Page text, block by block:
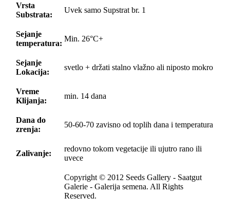
Vrsta
Substrata:
Uvek samo Supstrat br. 1
Sejanje
temperatura:
Min. 26°C+
Sejanje
Lokacija:
svetlo + držati stalno vlažno ali niposto mokro
Vreme
Klijanja:
min. 14 dana
Dana do
zrenja:
50-60-70 zavisno od toplih dana i temperatura
Zalivanje:
redovno tokom vegetacije ili ujutro rano ili
uvece
Copyright © 2012 Seeds Gallery - Saatgut
Galerie - Galerija semena. All Rights
Reserved.